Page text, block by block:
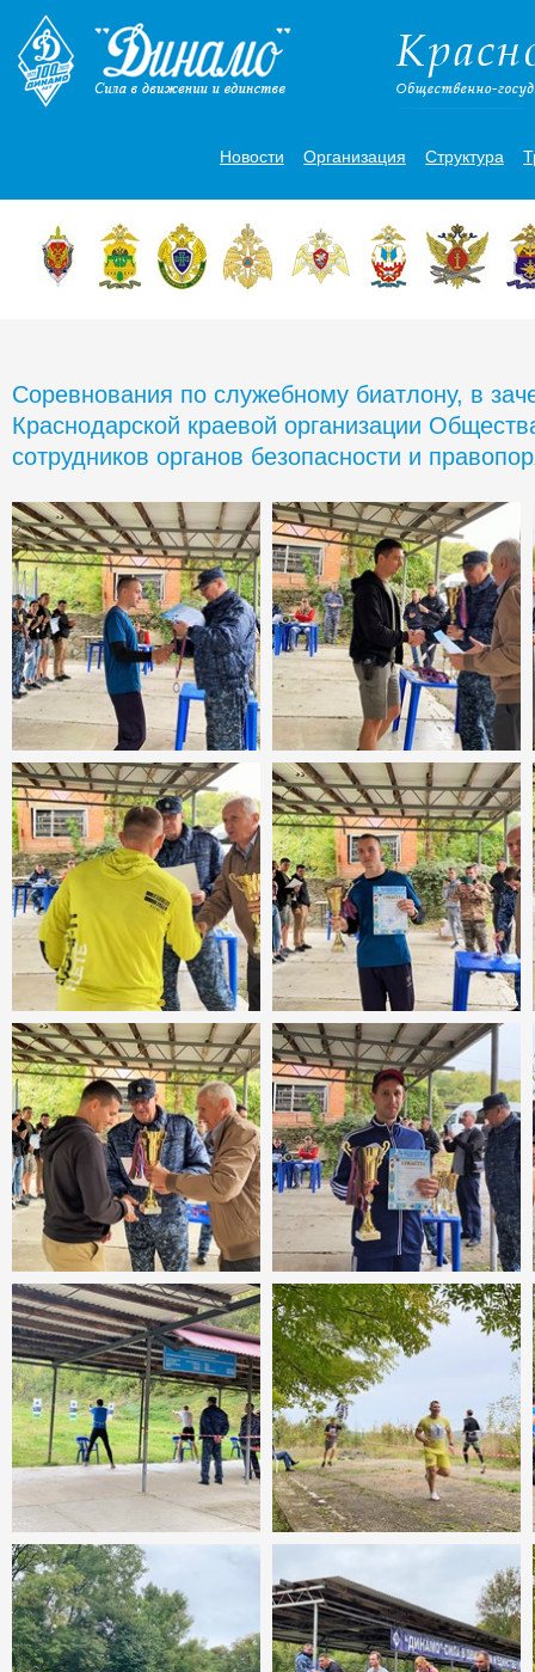
Новости Организация Структура
Соревнования по служебному биатлону, в
Краснодарской краевой организации
сотрудников органов безопасности и